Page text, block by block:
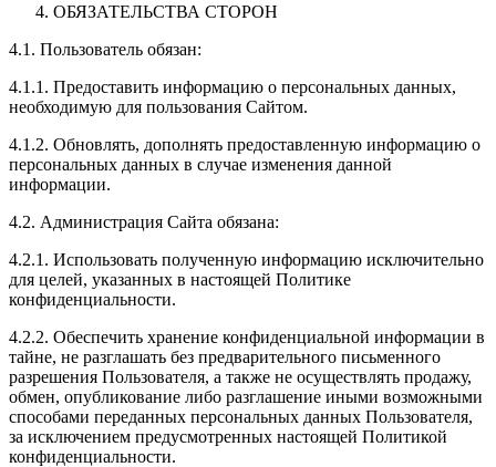
ОБЯЗАТЕЛЬСТВА СТОРОН
4.1. Пользователь обязан:
4.1.1. Предоставить информацию о персональных данных,
необходимую для пользования Сайтом.
4.1.2. Обновлять, дополнять предоставленную информацию о
персональных данных в случае изменения данной
информации.
4.2. Администрация Сайта обязана:
4.2.1. Использовать полученную информацию исключительно
для целей, указанных в настоящей Политике
конфиденциальности.
4.2.2. Обеспечить хранение конфиденциальной информации в
тайне, не разглашать без предварительного письменного
разрешения Пользователя, а также не осуществлять продажу,
обмен, опубликование либо разглашение иными возможными
способами переданных персональных данных Пользователя,
за исключением предусмотренных настоящей Политикой
конфиденциальности.